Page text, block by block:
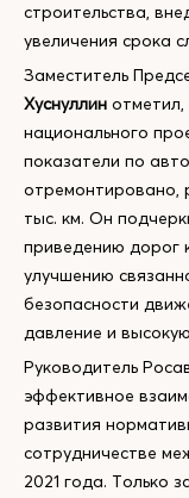
строительства,
увеличения срока
Заместитель
Хуснуллин
национального
показатели по
отремонтировано,
тыс. км. Он
приведению дорог
улучшению
безопасности
давление и
Руководитель
эффективное
развития
сотрудничестве
2021 года. Только